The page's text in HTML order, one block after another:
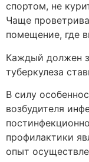
спортом, не
Чаще
помещение, где
Каждый должен
туберкулеза
В силу
возбудителя
профилактики
опыт